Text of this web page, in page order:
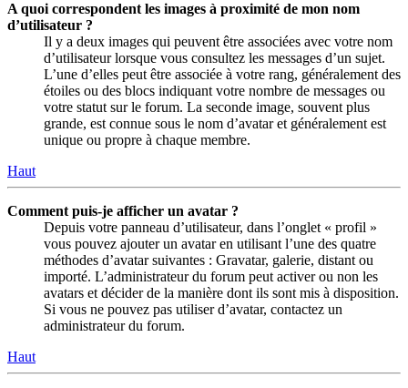
A quoi correspondent les images à proximité de mon nom
d’utilisateur ?
Il y a deux images qui peuvent être associées avec votre nom
d’utilisateur lorsque vous consultez les messages d’un sujet.
L’une d’elles peut être associée à votre rang, généralement des
étoiles ou des blocs indiquant votre nombre de messages ou
votre statut sur le forum. La seconde image, souvent plus
grande, est connue sous le nom d’avatar et généralement est
unique ou propre à chaque membre.
Haut
Comment puis-je afficher un avatar ?
Depuis votre panneau d’utilisateur, dans l’onglet « profil »
vous pouvez ajouter un avatar en utilisant l’une des quatre
méthodes d’avatar suivantes : Gravatar, galerie, distant ou
importé. L’administrateur du forum peut activer ou non les
avatars et décider de la manière dont ils sont mis à disposition.
Si vous ne pouvez pas utiliser d’avatar, contactez un
administrateur du forum.
Haut